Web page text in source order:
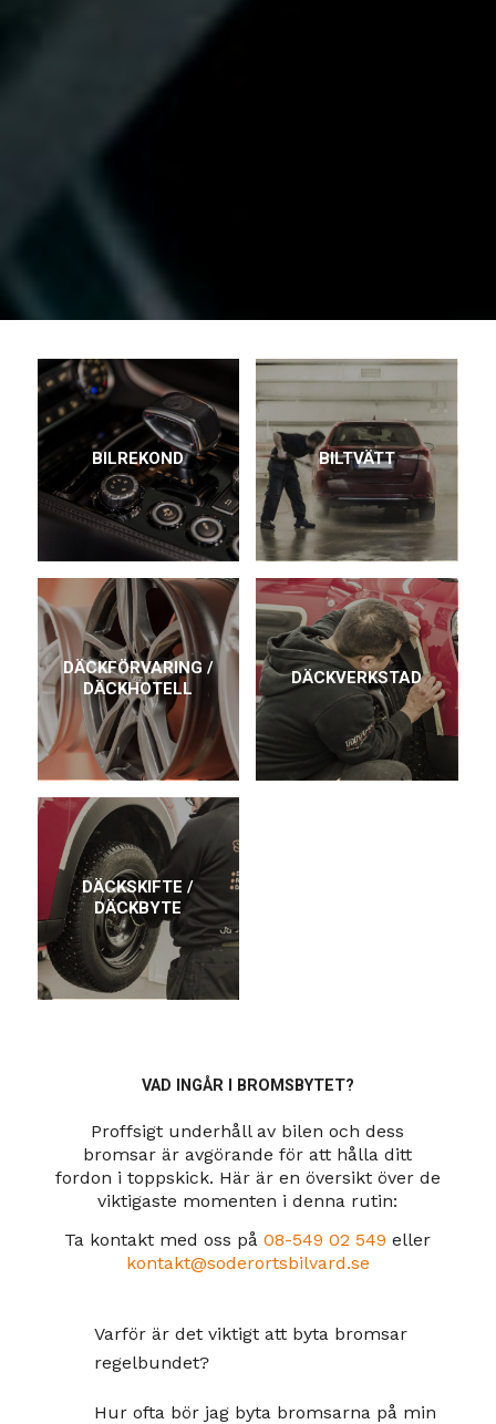
BILREKOND BILTVÄTT
DÄCKFÖRVARING /
DÄCKHOTELL
DÄCKVERKSTAD
DÄCKSKIFTE /
DÄCKBYTE
VAD INGÅR I BROMSBYTET?
Proffsigt underhåll av bilen och dess
bromsar är avgörande för att hålla ditt
fordon i toppskick. Här är en översikt över de
viktigaste momenten i denna rutin:
Ta kontakt med oss på08-549 02 549 eller
kontakt@soderortsbilvard.se
Varför är det viktigt att byta bromsar
regelbundet?
Hur ofta bör jag byta bromsarna på min